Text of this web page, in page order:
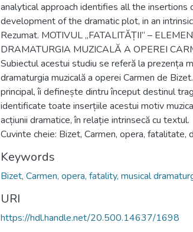
analytical approach identifies all the insertions
development of the dramatic plot, in an
Rezumat. MOTIVUL „FATALITĂȚII” –
DRAMATURGIA MUZICALĂ A OPEREI
Subiectul acestui studiu se referă la prezența
dramaturgia muzicală a operei Carmen de
principal, îi definește dintru început destinul
identificate toate inserțiile acestui motiv
acțiunii dramatice, în relație intrinsecă cu textul.
Cuvinte cheie: Bizet, Carmen, opera, fatalitate,
Keywords
Bizet, Carmen, opera, fatality, musical
URI
https://hdl.handle.net/20.500.14637/1698